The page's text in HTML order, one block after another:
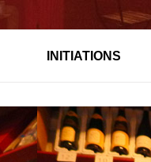
INITIATIONS